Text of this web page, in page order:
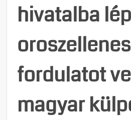
hivatalba
oroszellenes
fordulatot
magyar